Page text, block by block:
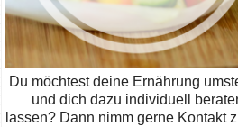
Du möchtest deine Ernährung
und dich dazu individuell
lassen? Dann nimm gerne Kontakt